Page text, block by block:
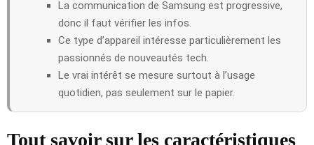
La communication de Samsung est progressive,
donc il faut vérifier les infos.
Ce type d’appareil intéresse particulièrement les
passionnés de nouveautés tech.
Le vrai intérêt se mesure surtout à l’usage
quotidien, pas seulement sur le papier.
Tout savoir sur les caractéristiques